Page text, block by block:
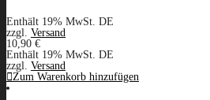
Enthält 19% MwSt. DE
zzgl. Versand
10,90 €
Enthält 19% MwSt. DE
zzgl. Versand
Zum Warenkorb hinzufügen